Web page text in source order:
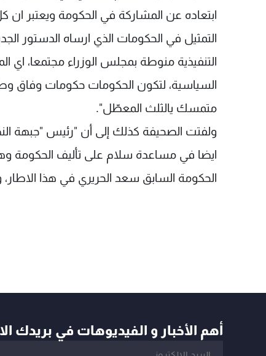
ابتعاده عن المشاركة في الحكومة ويعتبر ان
التمثيل في الحكومات الذي ارساه الدستور
التنفيذية منوطة بمجلس الوزراء مجتمعا،
السياسية، لتكون الحكومات حكومات وفاق
متمسك يالثلث المعطّل".
ولفتت الصحيفة كذلك إلى أن "رئيس "جبهة
ايضا في مساعدة سلام على تأليف الحكومة
الحكومة السابق سعد الحريري في هذا
أهم الأخبار و الفيديوهات في بريدك